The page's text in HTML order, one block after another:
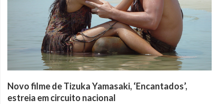
Novo filme de Tizuka Yamasaki, ‘Encantados’,
estreia em circuito nacional